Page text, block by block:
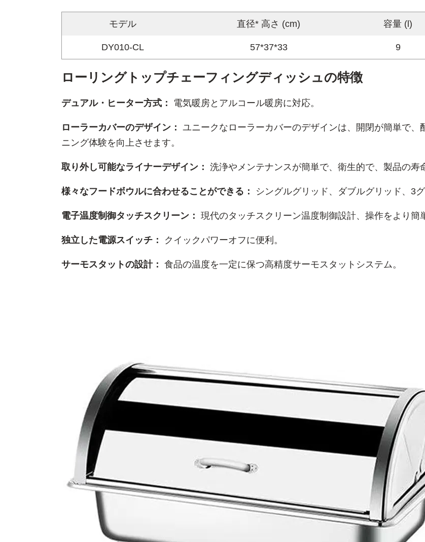
モデル 直径* 高さ (cm) 容量 (l)
DY010-CL 57*37*33 9
ローリングトップチェーフィングディッシュの特徴
デュアル・ヒーター方式： 電気暖房とアルコール暖房に対応。
ローラーカバーのデザイン： ユニークなローラーカバーのデザインは、開閉が簡単で
ニング体験を向上させます。
取り外し可能なライナーデザイン： 洗浄やメンテナンスが簡単で、衛生的で、製品の寿
様々なフードボウルに合わせることができる： シングルグリッド、ダブルグリッド、3
電子温度制御タッチスクリーン： 現代のタッチスクリーン温度制御設計、操作をより簡
独立した電源スイッチ： クイックパワーオフに便利。
サーモスタットの設計： 食品の温度を一定に保つ高精度サーモスタットシステム。